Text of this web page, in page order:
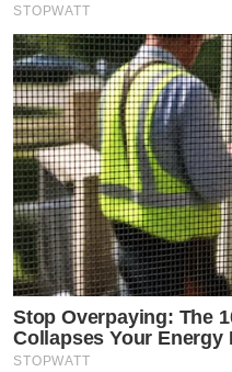
STOPWATT
Stop Overpaying: The
Collapses Your Energy
STOPWATT